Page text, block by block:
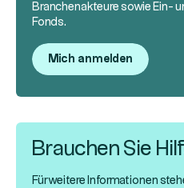
Branchenakteure sowie Ein-
Fonds.
Mich anmelden
Brauchen Sie
Für weitere Informationen